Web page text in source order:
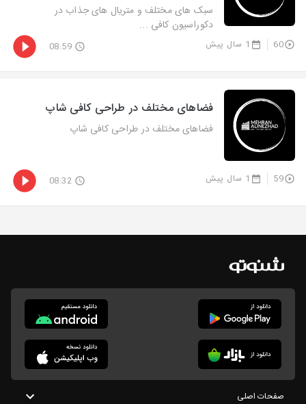
سبک های مختلف و متریال های جذاب در
دکوراسیون کافی ...
60 1 سال پیش 08:59
فضاهای مختلف در طراحی کافی شاپ
فضاهای مختلف در طراحی کافی شاپ
59 1 سال پیش 08:32
صفحات اصلی